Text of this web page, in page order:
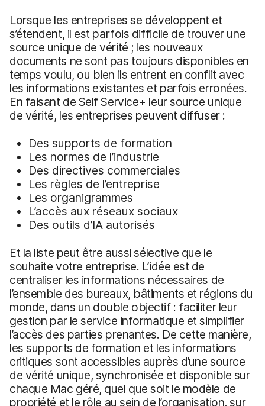
Lorsque les entreprises se développent et
s’étendent, il est parfois difficile de trouver une
source unique de vérité ; les nouveaux
documents ne sont pas toujours disponibles en
temps voulu, ou bien ils entrent en conflit avec
les informations existantes et parfois erronées.
En faisant de Self Service+ leur source unique
de vérité, les entreprises peuvent diffuser :
Des supports de formation
Les normes de l’industrie
Des directives commerciales
Les règles de l’entreprise
Les organigrammes
L’accès aux réseaux sociaux
Des outils d’IA autorisés
Et la liste peut être aussi sélective que le
souhaite votre entreprise. L’idée est de
centraliser les informations nécessaires de
l’ensemble des bureaux, bâtiments et régions du
monde, dans un double objectif : faciliter leur
gestion par le service informatique et simplifier
l’accès des parties prenantes. De cette manière,
les supports de formation et les informations
critiques sont accessibles auprès d’une source
de vérité unique, synchronisée et disponible sur
chaque Mac géré, quel que soit le modèle de
propriété et le rôle au sein de l’organisation, sur